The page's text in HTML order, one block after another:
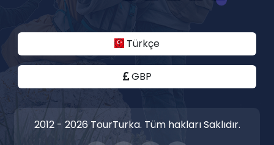
Türkçe
GBP
2012 - 2026 TourTurka. Tüm hakları Saklıdır.